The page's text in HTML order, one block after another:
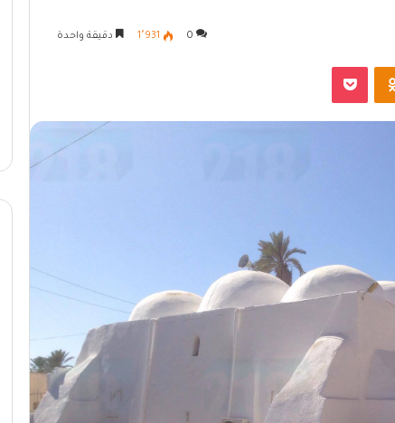
0 1٬931 دقيقة واحدة